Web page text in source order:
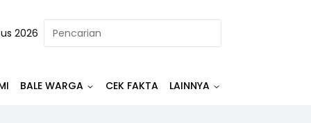
2026
BALE WARGA CEK FAKTA LAINNYA